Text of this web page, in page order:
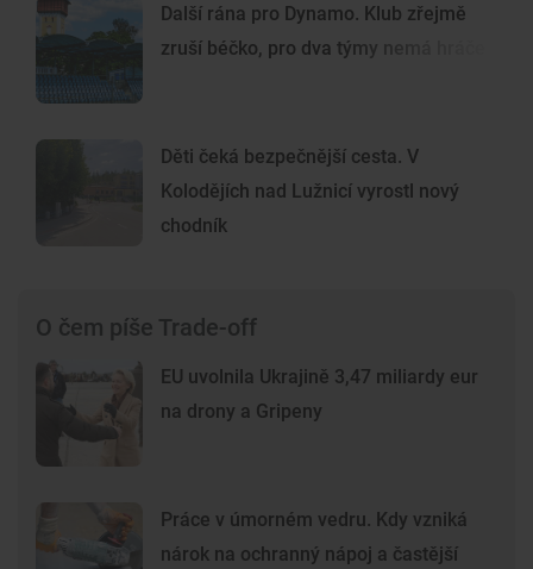
Další rána pro Dynamo. Klub zřejmě
zruší béčko, pro dva týmy nemá hráče
Děti čeká bezpečnější cesta. V
Kolodějích nad Lužnicí vyrostl nový
chodník
O čem píše Trade-off
EU uvolnila Ukrajině 3,47 miliardy eur
na drony a Gripeny
Práce v úmorném vedru. Kdy vzniká
nárok na ochranný nápoj a častější